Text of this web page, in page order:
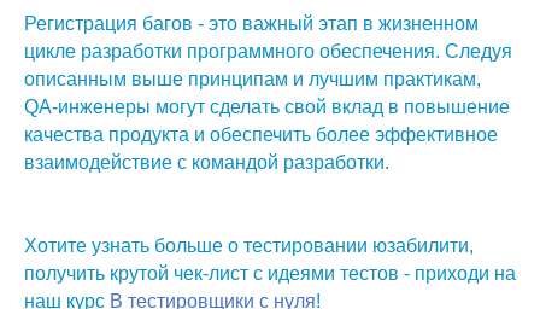
Регистрация багов - это важный этап в жизненном
цикле разработки программного обеспечения. Следуя
описанным выше принципам и лучшим практикам,
QA-инженеры могут сделать свой вклад в повышение
качества продукта и обеспечить более эффективное
взаимодействие с командой разработки.
Хотите узнать больше о тестировании юзабилити,
получить крутой чек-лист с идеями тестов - приходи на
наш курс В тестировщики с нуля!